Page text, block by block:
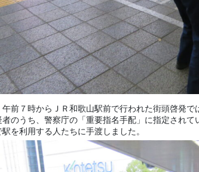
午前７時からＪＲ和歌山駅前で行われた街頭啓発
者のうち、警察庁の「重要指名手配」に指定され
を利用する人たちに手渡しました。